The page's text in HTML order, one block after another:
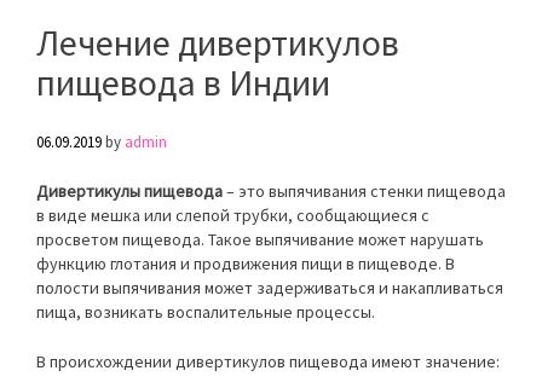
Лечение дивертикулов
пищевода в Индии
06.09.2019by admin
Дивертикулы пищевода– это выпячивания стенки пищевода
в виде мешка или слепой трубки, сообщающиеся с
просветом пищевода. Такое выпячивание может нарушать
функцию глотания и продвижения пищи в пищеводе. В
полости выпячивания может задерживаться и накапливаться
пища, возникать воспалительные процессы.
В происхождении дивертикулов пищевода имеют значение: